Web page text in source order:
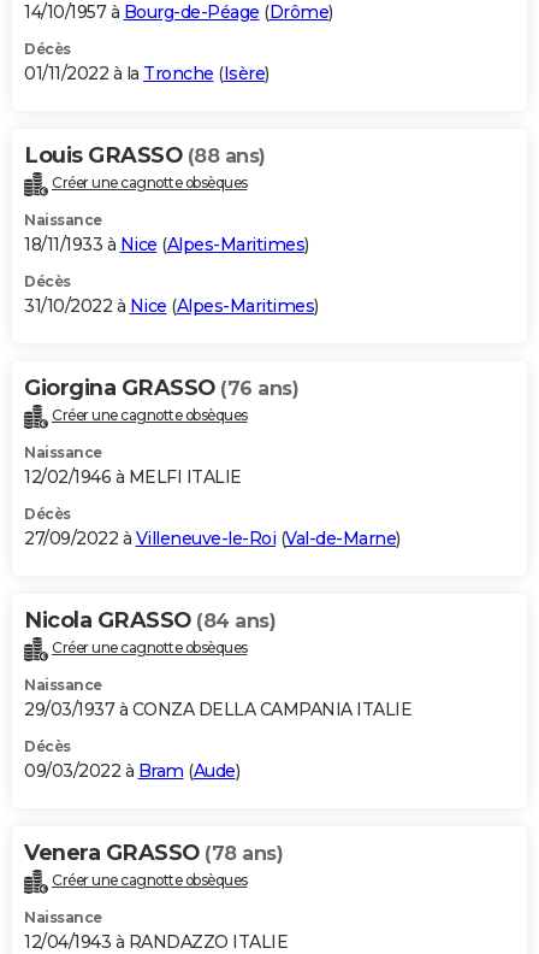
14/10/1957 à Bourg-de-Péage (Drôme)
Décès
01/11/2022 à la Tronche (Isère)
Louis GRASSO (88 ans)
Créer une cagnotte obsèques
Naissance
18/11/1933 à Nice (Alpes-Maritimes)
Décès
31/10/2022 à Nice (Alpes-Maritimes)
Giorgina GRASSO (76 ans)
Créer une cagnotte obsèques
Naissance
12/02/1946 à MELFI ITALIE
Décès
27/09/2022 à Villeneuve-le-Roi (Val-de-Marne)
Nicola GRASSO (84 ans)
Créer une cagnotte obsèques
Naissance
29/03/1937 à CONZA DELLA CAMPANIA ITALIE
Décès
09/03/2022 à Bram (Aude)
Venera GRASSO (78 ans)
Créer une cagnotte obsèques
Naissance
12/04/1943 à RANDAZZO ITALIE